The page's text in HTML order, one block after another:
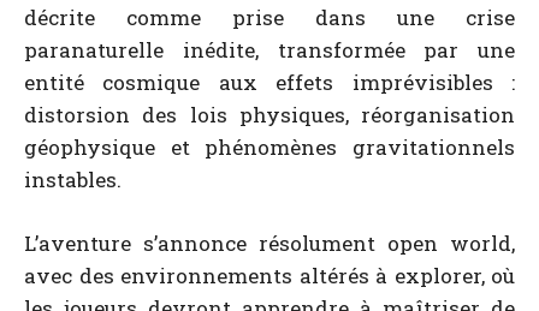
décrite comme prise dans une crise
paranaturelle inédite, transformée par une
entité cosmique aux effets imprévisibles :
distorsion des lois physiques, réorganisation
géophysique et phénomènes gravitationnels
instables.
L’aventure s’annonce résolument open world,
avec des environnements altérés à explorer, où